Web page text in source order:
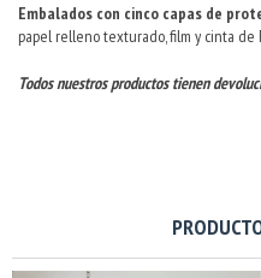
Embalados con cinco capas de
papel relleno texturado, film y cinta de
Todos nuestros productos tienen